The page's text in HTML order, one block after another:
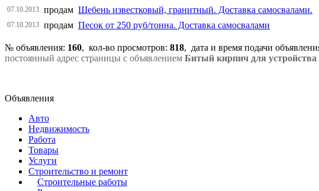
07.10.2013 продам Щебень известковый, гранитный. Доставка самосвалами.
07.10.2013 продам Песок от 250 руб/тонна. Доставка самосвалами
№ объявления: 160, кол-во просмотров: 818, дата и время подачи
постоянный адрес страницы с объявлением Битый кирпич для устройства
Объявления
Авто
Недвижимость
Работа
Товары
Услуги
Строительство и ремонт
Строительные работы